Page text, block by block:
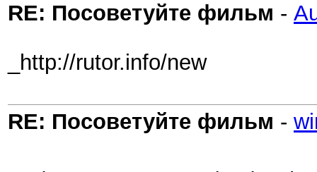
RE: Посоветуйте фильм -
_http://rutor.info/new
RE: Посоветуйте фильм -